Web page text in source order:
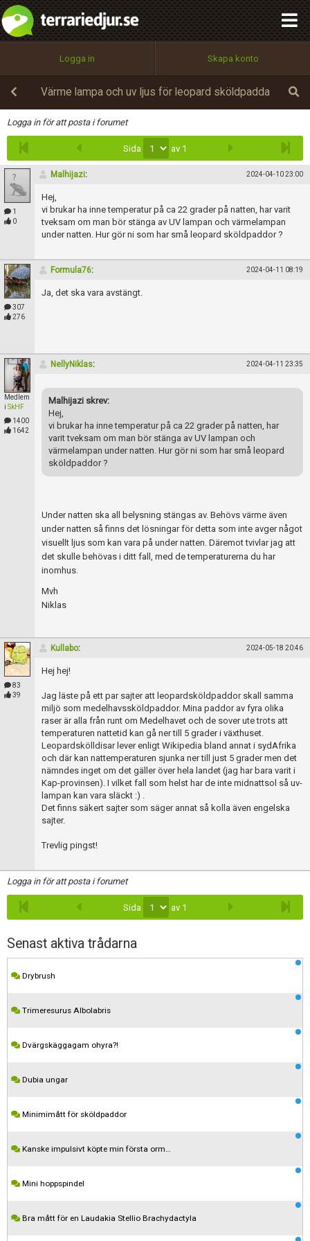
Logga in Skapa konto
Värme lampa och uv ljus för leopard sköldpadda
Logga in för att posta i forumet
Sida av 1
1
0
Malhijazi: 2024-04-10 23:00
Hej,
vi brukar ha inne temperatur på ca 22 grader på natten, har varit
tveksam om man bör stänga av UV lampan och värmelampan
under natten. Hur gör ni som har små leopard sköldpaddor ?
307
276
Formula76: 2024-04-11 08:19
Ja, det ska vara avstängt.
Medlem
i SkHF
1400
1642
NellyNiklas: 2024-04-11 23:35
Malhijazi skrev:
Hej,
vi brukar ha inne temperatur på ca 22 grader på natten, har
varit tveksam om man bör stänga av UV lampan och
värmelampan under natten. Hur gör ni som har små leopard
sköldpaddor ?
Under natten ska all belysning stängas av. Behövs värme även
under natten så finns det lösningar för detta som inte avger något
visuellt ljus som kan vara på under natten. Däremot tvivlar jag att
det skulle behövas i ditt fall, med de temperaturerna du har
inomhus.
Mvh
Niklas
83
39
Kullabo: 2024-05-18 20:46
Hej hej!
Jag läste på ett par sajter att leopardsköldpaddor skall samma
miljö som medelhavssköldpaddor. Mina paddor av fyra olika
raser är alla från runt om Medelhavet och de sover ute trots att
temperaturen nattetid kan gå ner till 5 grader i växthuset.
Leopardskölldisar lever enligt Wikipedia bland annat i sydAfrika
och där kan nattemperaturen sjunka ner till just 5 grader men det
nämndes inget om det gäller över hela landet (jag har bara varit i
Kap-provinsen). I vilket fall som helst har de inte midnattsol så uv-
lampan kan vara släckt :) .
Det finns säkert sajter som säger annat så kolla även engelska
sajter.
Trevlig pingst!
Logga in för att posta i forumet
Sida av 1
Senast aktiva trådarna
Drybrush
Trimeresurus Albolabris
Dvärgskäggagam ohyra?!
Dubia ungar
Minimimått för sköldpaddor
Kanske impulsivt köpte min första orm…
Mini hoppspindel
Bra mått för en Laudakia Stellio Brachydactyla
Infoga
Utför
100%
OK
integritetspolicy
Namn:
Epost:
Användarnamn:
Lösenord:
Privacy Policy
Terms of Service
Begär nytt lösenord
Tillbaka till förstasidan